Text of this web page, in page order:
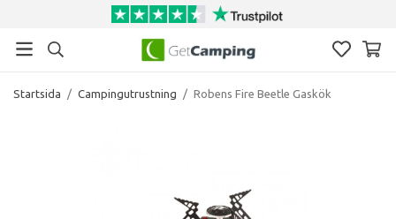
Startsida / Campingutrustning / Robens Fire Beetle Gaskök